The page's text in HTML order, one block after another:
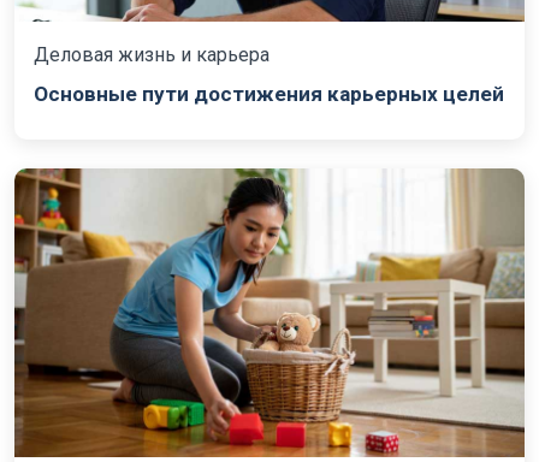
Деловая жизнь и карьера
Основные пути достижения карьерных целей